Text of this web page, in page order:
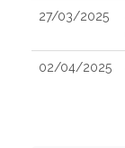
27/03/2025
02/04/2025